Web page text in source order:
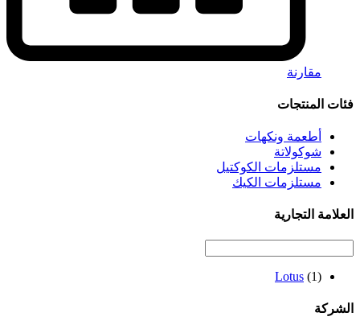
مقارنة
فئات المنتجات
أطعمة ونكهات
شوكولاتة
مستلزمات الكوكتيل
مستلزمات الكيك
العلامة التجارية
Lotus (1)
الشركة